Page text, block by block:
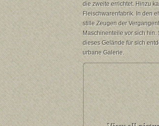
die zweite errichtet. Hinzu
Fleischwarenfabrik. In den
stille Zeugen der
Maschinenteile vor sich
dieses Gelände für sich
urbane Galerie.